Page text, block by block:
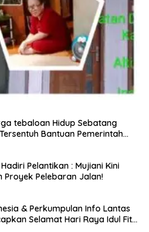
tebaloan Hidup Sebatang
Bantuan Pemerintah
Pelantikan : Mujiani Kini
Proyek Pelebaran Jalan!
& Perkumpulan Info Lantas
Selamat Hari Raya Idul Fitri